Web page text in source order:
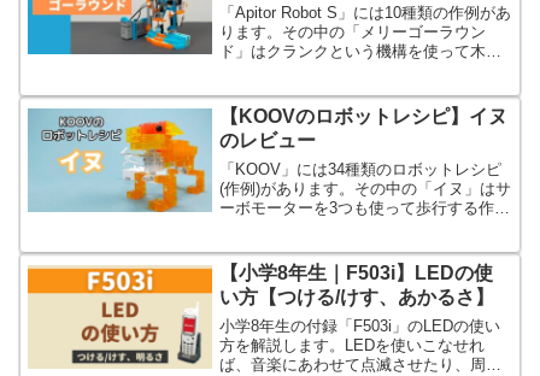
「Apitor Robot S」には10種類の作例があ
ります。その中の「メリーゴーラウン
ド」はクランクという機構を使って木馬
【KOOVのロボットレシピ】イヌ
のレビュー
「KOOV」には34種類のロボットレシピ
(作例)があります。その中の「イヌ」はサ
ーボモーターを3つも使って歩行する作例
【小学8年生｜F503i】LEDの使
い方【つける/けす、あかるさ】
小学8年生の付録「F503i」のLEDの使い
方を解説します。LEDを使いこなせれ
ば、音楽にあわせて点滅させたり、周囲